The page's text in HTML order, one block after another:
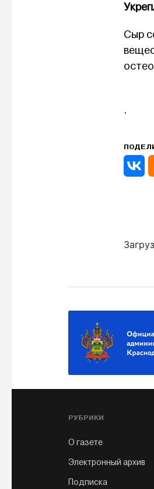
Сыр
.
РУБРИКИ
О газете
Электронный архив
Подписка